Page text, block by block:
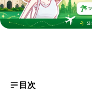
目次